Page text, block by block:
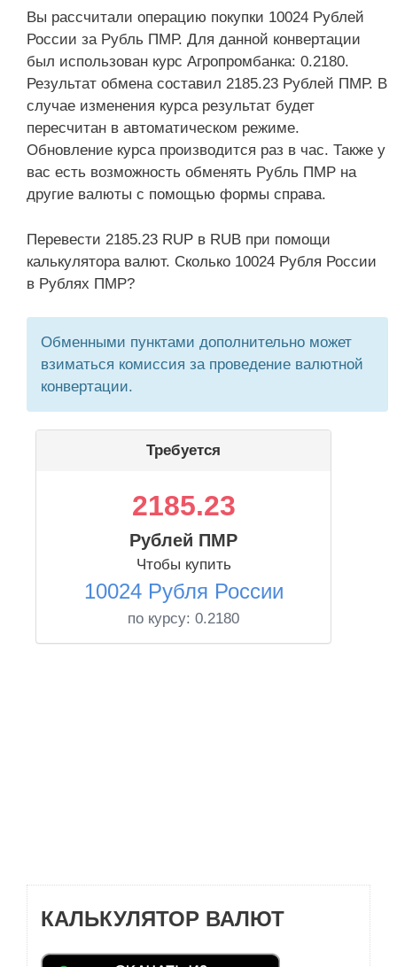
Вы рассчитали операцию покупки 10024 Рублей
России за Рубль ПМР. Для данной конвертации
был использован курс Агропромбанка: 0.2180.
Результат обмена составил 2185.23 Рублей ПМР. В
случае изменения курса результат будет
пересчитан в автоматическом режиме.
Обновление курса производится раз в час. Также у
вас есть возможность обменять Рубль ПМР на
другие валюты с помощью формы справа.
Перевести 2185.23 RUP в RUB при помощи
калькулятора валют. Сколько 10024 Рубля России
в Рублях ПМР?
Обменными пунктами дополнительно может
взиматься комиссия за проведение валютной
конвертации.
Требуется
2185.23
Рублей ПМР
Чтобы купить
10024 Рубля России
по курсу: 0.2180
КАЛЬКУЛЯТОР ВАЛЮТ